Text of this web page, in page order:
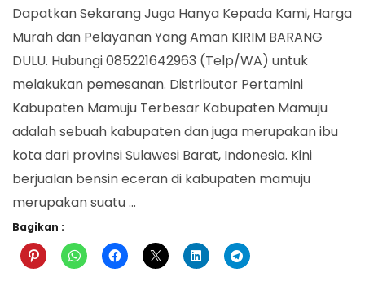
Mamuju
Dapatkan Sekarang Juga Hanya Kepada Kami, Harga
Murah dan Pelayanan Yang Aman KIRIM BARANG
DULU. Hubungi 085221642963 (Telp/WA) untuk
melakukan pemesanan. Distributor Pertamini
Kabupaten Mamuju Terbesar Kabupaten Mamuju
adalah sebuah kabupaten dan juga merupakan ibu
kota dari provinsi Sulawesi Barat, Indonesia. Kini
berjualan bensin eceran di kabupaten mamuju
merupakan suatu …
Bagikan :